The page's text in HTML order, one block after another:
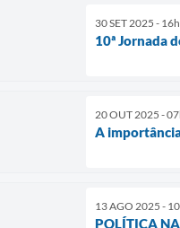
30 SET 2025 -
10ª Jornada
20 OUT 2025 -
A
13 AGO 2025 -
POLÍTICA